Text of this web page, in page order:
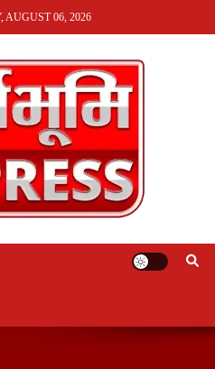
AUGUST 06, 2026
EXPRESS